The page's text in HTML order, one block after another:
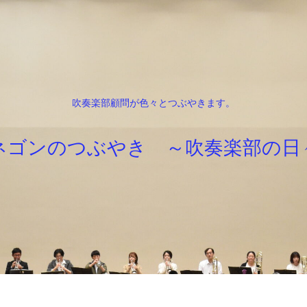
吹奏楽部顧問が色々とつぶやきます。
ゴンのつぶやき ～吹奏楽部の日